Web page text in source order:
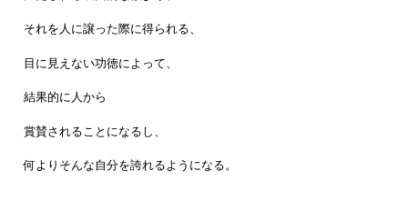
それを人に譲った際に得られる、
目に見えない功徳によって、
結果的に人から
賞賛されることになるし、
何よりそんな自分を誇れるようになる。